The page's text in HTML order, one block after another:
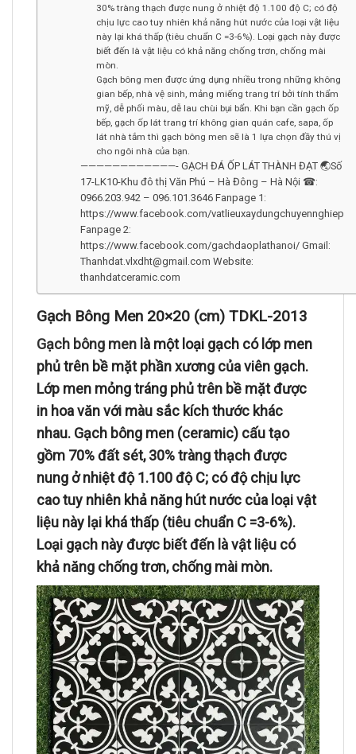
30% tràng thạch được nung ở nhiệt độ 1.100 độ C; có độ
chịu lực cao tuy nhiên khả năng hút nước của loại vật liệu
này lại khá thấp (tiêu chuẩn C =3-6%). Loại gạch này được
biết đến là vật liệu có khả năng chống trơn, chống mài
mòn.
Gạch bông men được ứng dụng nhiều trong những không
gian bếp, nhà vệ sinh, mảng miếng trang trí bởi tính thẩm
mỹ, dễ phối màu, dễ lau chùi bụi bẩn. Khi bạn cần gạch ốp
bếp, gạch ốp lát trang trí không gian quán cafe, sapa, ốp
lát nhà tắm thì gạch bông men sẽ là 1 lựa chọn đầy thú vị
cho ngôi nhà của bạn.
————————————- GẠCH ĐÁ ỐP LÁT THÀNH ĐẠT 🌏Số
17-LK10-Khu đô thị Văn Phú – Hà Đông – Hà Nội ☎:
0966.203.942 – 096.101.3646 Fanpage 1:
https://www.facebook.com/vatlieuxaydungchuyennghiep
Fanpage 2:
https://www.facebook.com/gachdaoplathanoi/ Gmail:
Thanhdat.vlxdht@gmail.com Website:
thanhdatceramic.com
Gạch Bông Men 20×20 (cm) TDKL-2013
Gạch bông men là một loại gạch có lớp men
phủ trên bề mặt phần xương của viên gạch.
Lớp men mỏng tráng phủ trên bề mặt được
in hoa văn với màu sắc kích thước khác
nhau. Gạch bông men (ceramic) cấu tạo
gồm 70% đất sét, 30% tràng thạch được
nung ở nhiệt độ 1.100 độ C; có độ chịu lực
cao tuy nhiên khả năng hút nước của loại vật
liệu này lại khá thấp (tiêu chuẩn C =3-6%).
Loại gạch này được biết đến là vật liệu có
khả năng chống trơn, chống mài mòn.